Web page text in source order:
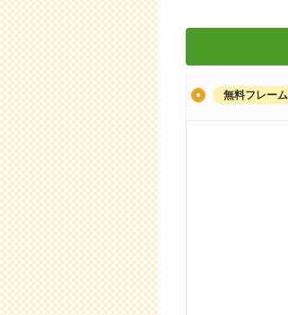
無料フレーム